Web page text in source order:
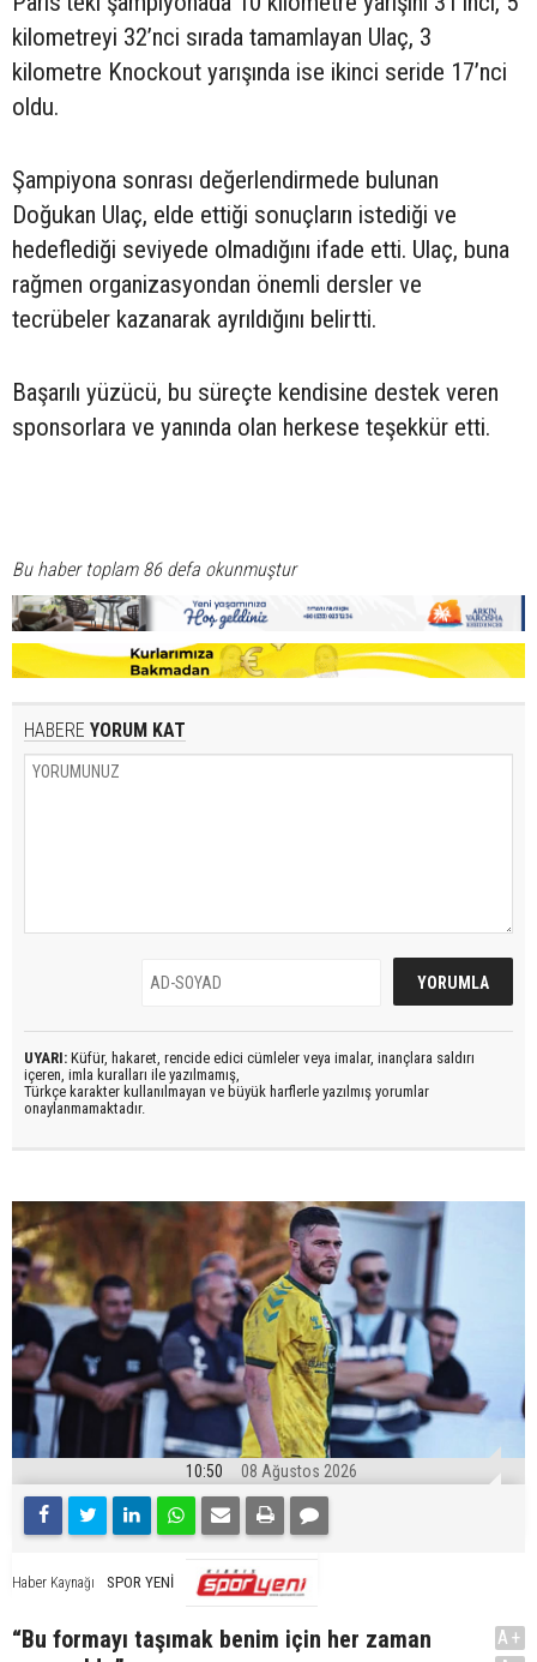
kilometreyi 32’nci sırada tamamlayan Ulaç, 3
kilometre Knockout yarışında ise ikinci seride 17’nci
oldu.
Şampiyona sonrası değerlendirmede bulunan
Doğukan Ulaç, elde ettiği sonuçların istediği ve
hedeflediği seviyede olmadığını ifade etti. Ulaç, buna
rağmen organizasyondan önemli dersler ve
tecrübeler kazanarak ayrıldığını belirtti.
Başarılı yüzücü, bu süreçte kendisine destek veren
sponsorlara ve yanında olan herkese teşekkür etti.
Bu haber toplam 86 defa okunmuştur
HABERE YORUM KAT
UYARI: Küfür, hakaret, rencide edici cümleler veya imalar, inançlara saldırı
içeren, imla kuralları ile yazılmamış,
Türkçe karakter kullanılmayan ve büyük harflerle yazılmış yorumlar
onaylanmamaktadır.
10:50 08 Ağustos 2026
Haber Kaynağı SPOR YENİ
“Bu formayı taşımak benim için her zaman
A+